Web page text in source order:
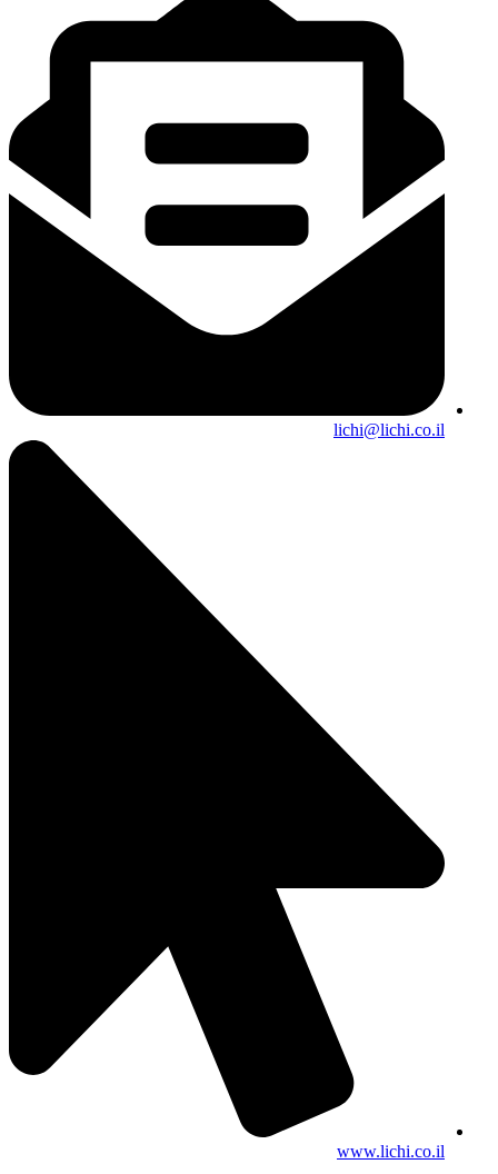
lichi@lichi.co.il
www.lichi.co.il